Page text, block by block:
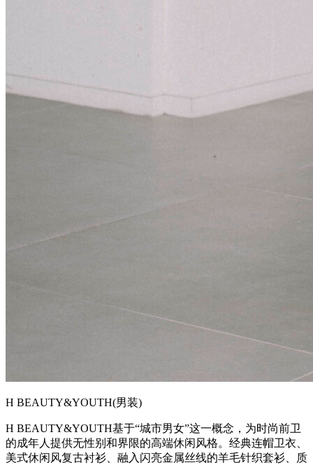
H BEAUTY&YOUTH(男装)
H BEAUTY&YOUTH基于“城市男女”这一概念，为时尚前卫
的成年人提供无性别和界限的高端休闲风格。经典连帽卫衣、
美式休闲风复古衬衫、融入闪亮金属丝线的羊毛针织套衫、质